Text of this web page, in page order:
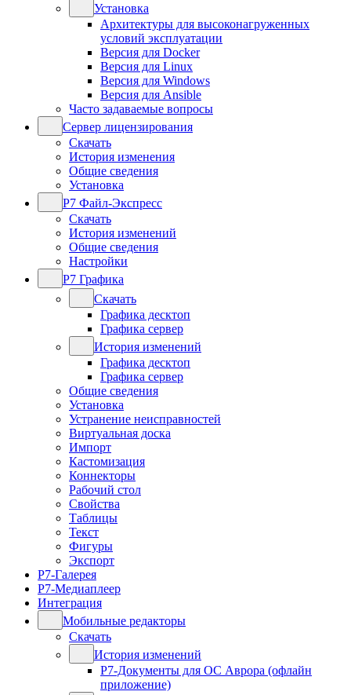
Установка
Архитектуры для высоконагруженных
условий эксплуатации
Версия для Docker
Версия для Linux
Версия для Windows
Версия для Ansible
Часто задаваемые вопросы
Сервер лицензирования
Скачать
История изменения
Общие сведения
Установка
Р7 Файл-Экспресс
Скачать
История изменений
Общие сведения
Настройки
Р7 Графика
Скачать
Графика десктоп
Графика сервер
История изменений
Графика десктоп
Графика сервер
Общие сведения
Установка
Устранение неисправностей
Виртуальная доска
Импорт
Кастомизация
Коннекторы
Рабочий стол
Свойства
Таблицы
Текст
Фигуры
Экспорт
Р7-Галерея
Р7-Медиаплеер
Интеграция
Мобильные редакторы
Скачать
История изменений
Р7-Документы для ОС Аврора (офлайн
приложение)